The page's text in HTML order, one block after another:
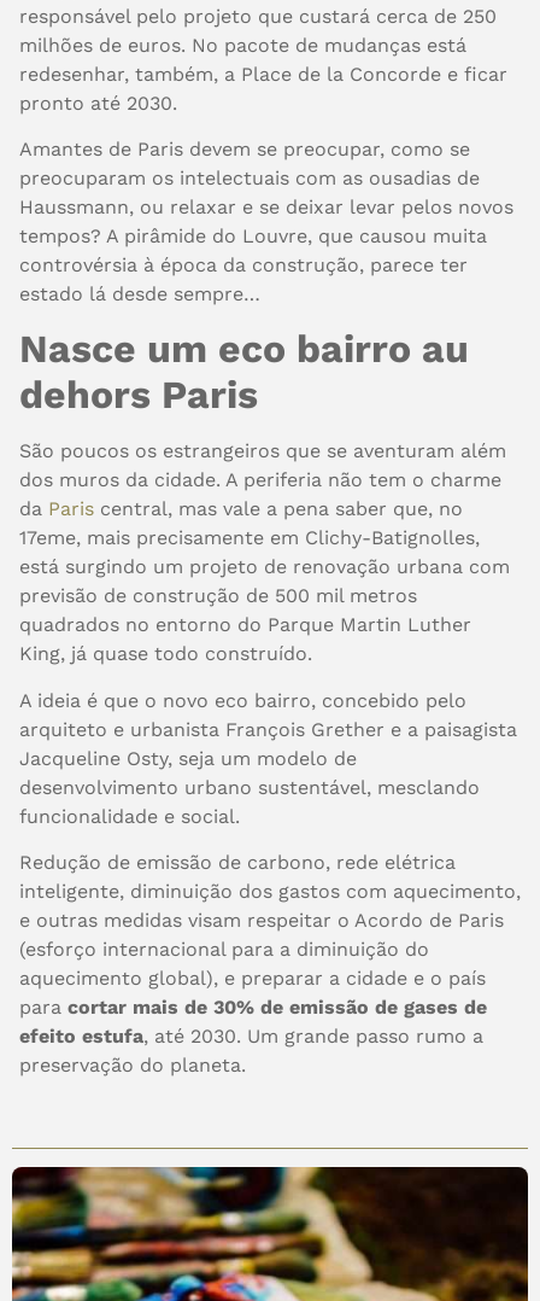
responsável pelo projeto que custará cerca de 250
milhões de euros. No pacote de mudanças está
redesenhar, também, a Place de la Concorde e ficar
pronto até 2030.
Amantes de Paris devem se preocupar, como se
preocuparam os intelectuais com as ousadias de
Haussmann, ou relaxar e se deixar levar pelos novos
tempos? A pirâmide do Louvre, que causou muita
controvérsia à época da construção, parece ter
estado lá desde sempre…
Nasce um eco bairro au
dehors Paris
São poucos os estrangeiros que se aventuram além
dos muros da cidade. A periferia não tem o charme
da Paris central, mas vale a pena saber que, no
17eme, mais precisamente em Clichy-Batignolles,
está surgindo um projeto de renovação urbana com
previsão de construção de 500 mil metros
quadrados no entorno do Parque Martin Luther
King, já quase todo construído.
A ideia é que o novo eco bairro, concebido pelo
arquiteto e urbanista François Grether e a paisagista
Jacqueline Osty, seja um modelo de
desenvolvimento urbano sustentável, mesclando
funcionalidade e social.
Redução de emissão de carbono, rede elétrica
inteligente, diminuição dos gastos com aquecimento,
e outras medidas visam respeitar o Acordo de Paris
(esforço internacional para a diminuição do
aquecimento global), e preparar a cidade e o país
para cortar mais de 30% de emissão de gases de
efeito estufa, até 2030. Um grande passo rumo a
preservação do planeta.